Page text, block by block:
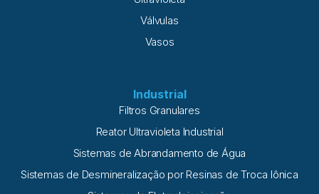
Válvulas
Vasos
Industrial
Filtros Granulares
Reator Ultravioleta Industrial
Sistemas de Abrandamento de Água
Sistemas de Desmineralização por Resinas de Troca Iônica